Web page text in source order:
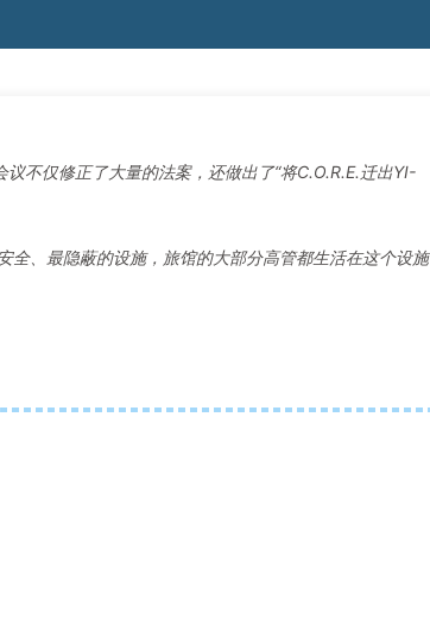
不仅修正了大量的法案，还做出了“将C.O.R.E.迁出YI-
全、最隐蔽的设施，旅馆的大部分高管都生活在这个设施